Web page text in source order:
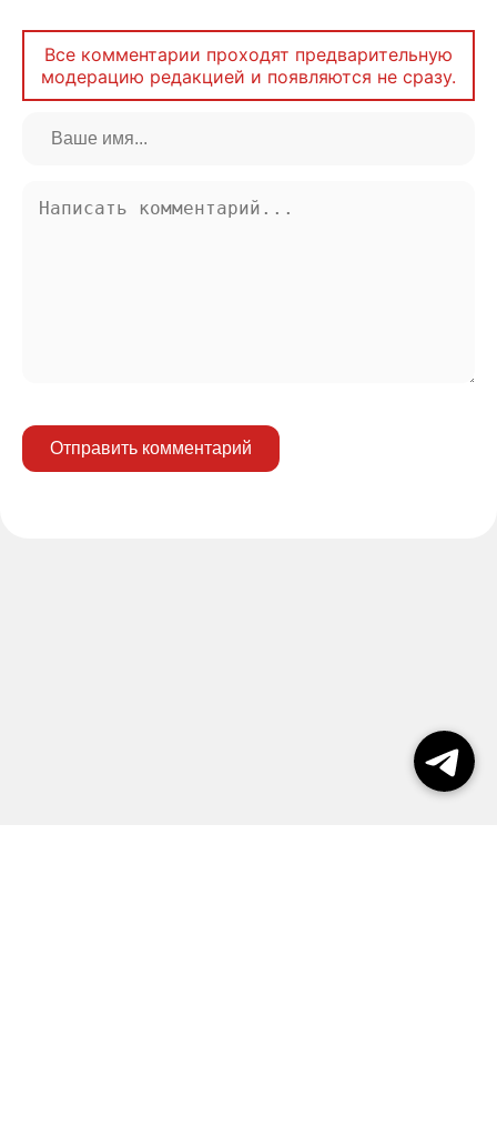
Все комментарии проходят предварительную
модерацию редакцией и появляются не сразу.
Отправить комментарий